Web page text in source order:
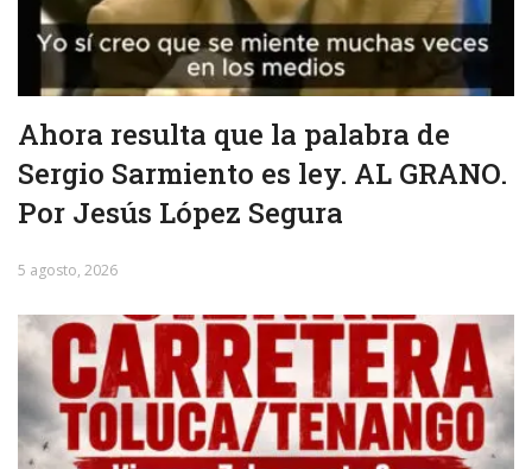
Ahora resulta que la palabra de
Sergio Sarmiento es ley. AL GRANO.
Por Jesús López Segura
5 agosto, 2026